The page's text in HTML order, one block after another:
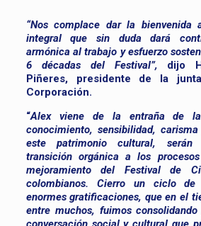
“Nos complace dar la bienvenida
integral que sin duda dará
armónica al trabajo y esfuerzo
6 décadas del Festival”, dijo
Piñeres, presidente de la
Corporación.
“Alex viene de la entraña de la
conocimiento, sensibilidad,
este patrimonio cultural,
transición orgánica a los
mejoramiento del Festival de
colombianos. Cierro un ciclo
enormes gratificaciones, que en el
entre muchos, fuimos